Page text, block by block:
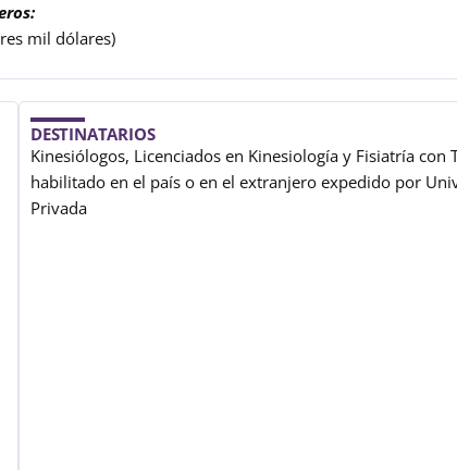
mil dólares)
DESTINATARIOS
Kinesiólogos, Licenciados en Kinesiología y Fisiatría con
habilitado en el país o en el extranjero expedido por
Privada